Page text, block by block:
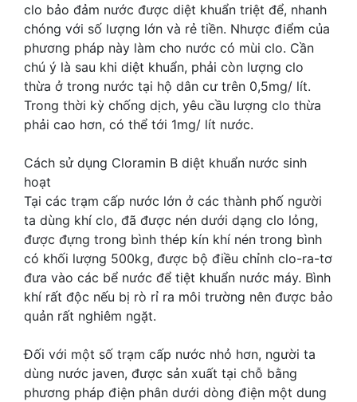
clo bảo đảm nước được diệt khuẩn triệt để, nhanh
chóng với số lượng lớn và rẻ tiền. Nhược điểm của
phương pháp này làm cho nước có mùi clo. Cần
chú ý là sau khi diệt khuẩn, phải còn lượng clo
thừa ở trong nước tại hộ dân cư trên 0,5mg/ lít.
Trong thời kỳ chống dịch, yêu cầu lượng clo thừa
phải cao hơn, có thể tới 1mg/ lít nước.
Cách sử dụng Cloramin B diệt khuẩn nước sinh
hoạt
Tại các trạm cấp nước lớn ở các thành phố người
ta dùng khí clo, đã được nén dưới dạng clo lỏng,
được đựng trong bình thép kín khí nén trong bình
có khối lượng 500kg, được bộ điều chỉnh clo-ra-tơ
đưa vào các bể nước để tiệt khuẩn nước máy. Bình
khí rất độc nếu bị rò rỉ ra môi trường nên được bảo
quản rất nghiêm ngặt.
Đối với một số trạm cấp nước nhỏ hơn, người ta
dùng nước javen, được sản xuất tại chỗ bằng
phương pháp điện phân dưới dòng điện một dung